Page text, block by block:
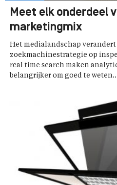
Meet elk onderdeel
marketingmix
Het medialandschap verandert
zoekmachinestrategie op
real time search maken
belangrijker om goed te